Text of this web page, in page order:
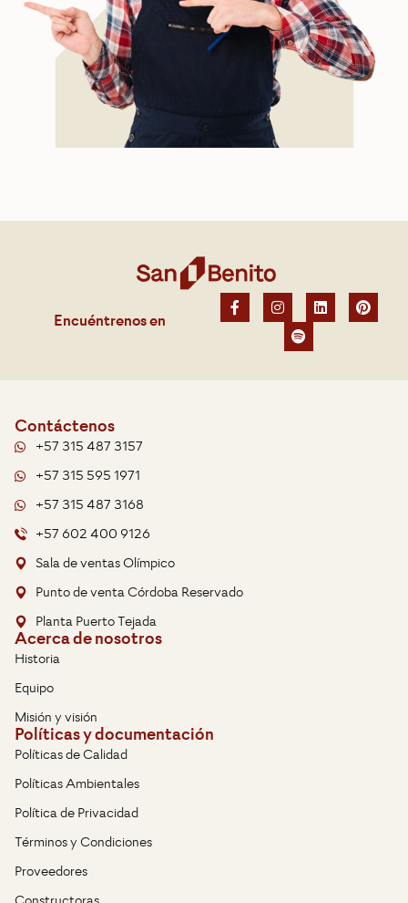
Encuéntrenos en
Contáctenos
+57 315 487 3157
+57 315 595 1971
+57 315 487 3168
+57 602 400 9126
Sala de ventas Olímpico
Punto de venta Córdoba Reservado
Planta Puerto Tejada
Acerca de nosotros
Historia
Equipo
Misión y visión
Políticas y documentación
Políticas de Calidad
Políticas Ambientales
Política de Privacidad
Términos y Condiciones
Proveedores